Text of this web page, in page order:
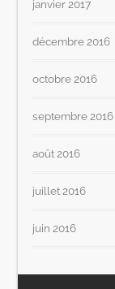
janvier 2017
décembre 2016
octobre 2016
septembre 2016
août 2016
juillet 2016
juin 2016